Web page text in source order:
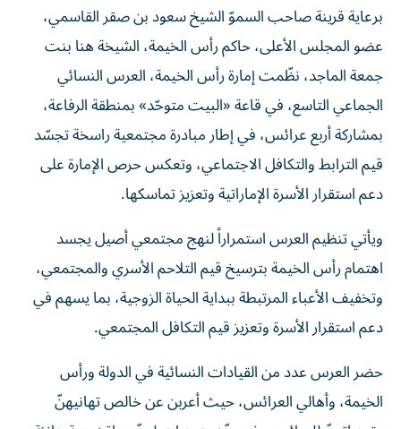
برعاية قرينة صاحب السموّ الشيخ سعود بن صقر القاسمي،
عضو المجلس الأعلى، حاكم رأس الخيمة، الشيخة هنا بنت
جمعة الماجد، نظّمت إمارة رأس الخيمة، العرس النسائي
الجماعي التاسع، في قاعة «البيت متوحّد» بمنطقة الرفاعة،
بمشاركة أربع عرائس، في إطار مبادرة مجتمعية راسخة تجسّد
قيم الترابط والتكافل الاجتماعي، وتعكس حرص الإمارة على
دعم استقرار الأسرة الإماراتية وتعزيز تماسكها.
ويأتي تنظيم العرس استمراراً لنهج مجتمعي أصيل يجسد
اهتمام رأس الخيمة بترسيخ قيم التلاحم الأسري والمجتمعي،
وتخفيف الأعباء المرتبطة ببداية الحياة الزوجية، بما يسهم في
دعم استقرار الأسرة وتعزيز قيم التكافل المجتمعي.
حضر العرس عدد من القيادات النسائية في الدولة ورأس
الخيمة، وأهالي العرائس، حيث أعربن عن خالص تهانيهنّ